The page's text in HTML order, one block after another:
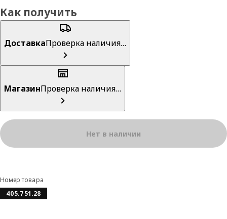
Как получить
ДоставкаПроверка наличия…
МагазинПроверка наличия…
Нет в наличии
Номер товара
405.751.28